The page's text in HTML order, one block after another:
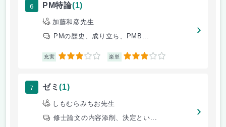
6 PM特論(1)
加藤和彦先生
PMの歴史、成り立ち、PMB...
充実 3 楽単 3
7 ゼミ(1)
しもむらみちお先生
修士論文の内容添削、決定とい...